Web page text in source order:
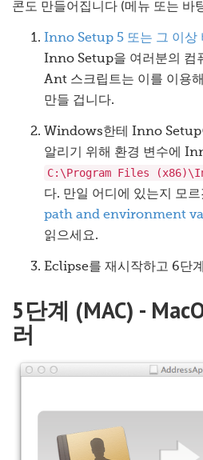
콘도 만들어집니다 (메뉴 또는 바
Inno Setup 5 또는 그 이상
Inno Setup을 여러분의 컴
Ant 스크립트는 이를 이용
만들 겁니다.
Windows한테 Inno Setup
알리기 위해 환경 변수에
C:\Program Files
다. 만일 어디에 있는지 모르
path and environment
읽으세요.
Eclipse를 재시작하고 6단
5단계 (MAC) -
러